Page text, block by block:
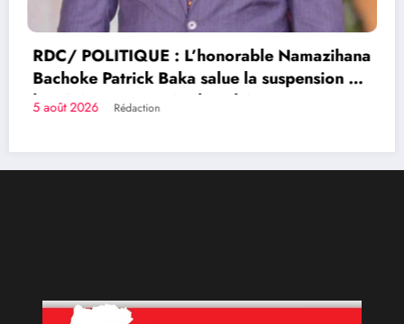
de
Congolais fièrement
Qui sommes-nous?